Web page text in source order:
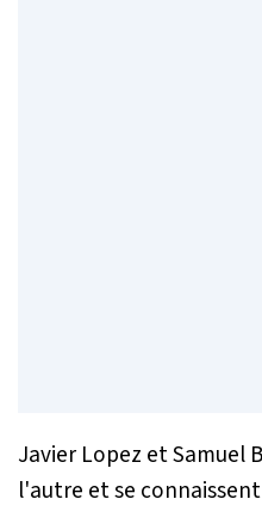
Javier Lopez et Samuel
l'autre et se